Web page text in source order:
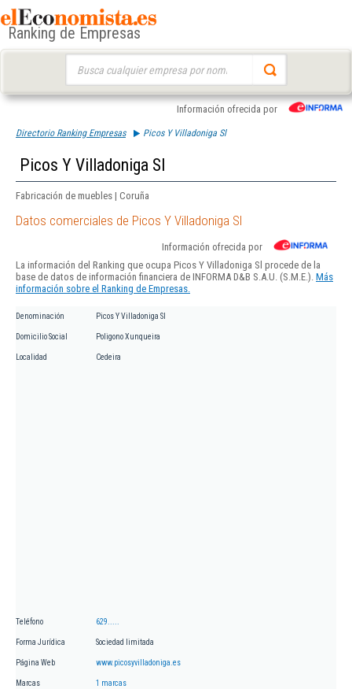
Ranking de Empresas
Información ofrecida por
Directorio Ranking Empresas Picos Y Villadoniga Sl
Picos Y Villadoniga Sl
Fabricación de muebles | Coruña
Datos comerciales de Picos Y Villadoniga Sl
Información ofrecida por
La información del Ranking que ocupa Picos Y Villadoniga Sl procede de la
base de datos de información financiera de INFORMA D&B S.A.U. (S.M.E.). Más
información sobre el Ranking de Empresas.
Denominación Picos Y Villadoniga Sl
Domicilio Social Poligono Xunqueira
Localidad Cedeira
Teléfono 629.....
Forma Jurídica Sociedad limitada
Página Web www.picosyvilladoniga.es
Marcas 1 marcas